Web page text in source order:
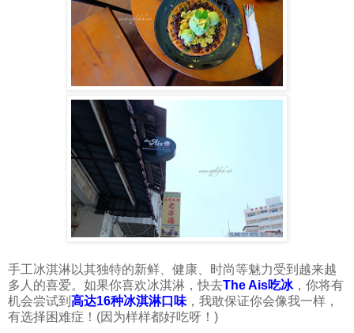
手工冰淇淋以其独特的新鲜、健康、时尚等魅力受到越来越
多人的喜爱。如果你喜欢冰淇淋，快去The Ais吃冰，你将有
机会尝试到 高达16种冰淇淋口味 ，我敢保证你会像我一样，
有选择困难症！(因为样样都好吃呀！)